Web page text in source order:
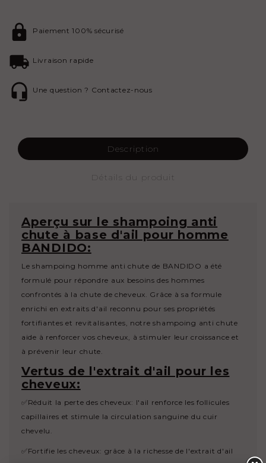
Paiement 100% sécurisé
Livraison rapide
Une question ? Contactez-nous
Description
Détails du produit
Aperçu sur le shampoing anti
chute à base d'ail pour homme
BANDIDO:
Le shampoing homme anti chute de BANDIDO a été
formulé pour répondre aux besoins des hommes
confrontés à la chute de cheveux. Grâce à sa formule
enrichi en extraits d'ail reconnu pour ses propriétés
fortifiantes et revitalisantes, notre shampoing anti chute
aide à renforcer vos cheveux, à stimuler leur croissance et
à prévenir leur chute.
Vertus de l'extrait d'ail pour les
cheveux:
✅Réduit la perte des cheveux: l'ail renforce les follicules
capillaires et stimule la circulation sanguine du cuir
chevelu.
✅Fortifie les cheveux: grâce à la richesse de l'extrait d'ail